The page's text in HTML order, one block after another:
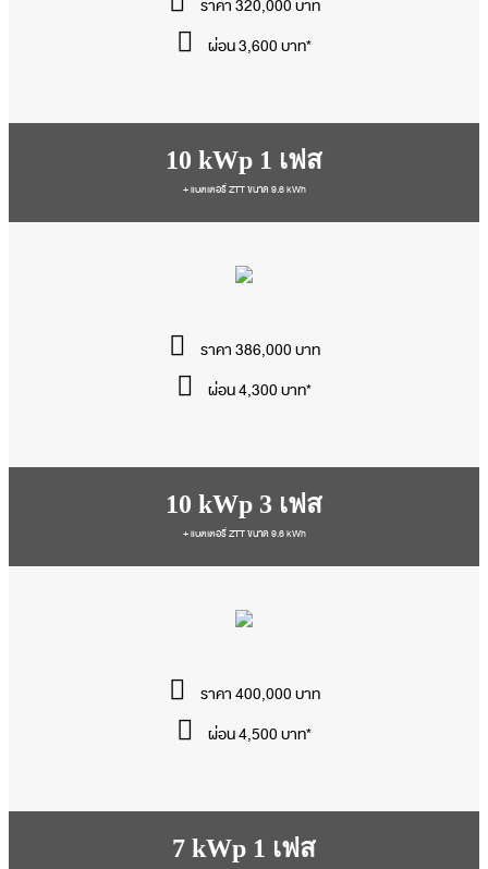
ราคา 320,000 บาท
ผ่อน 3,600 บาท*
10 kWp 1 เฟส
+ แบตเตอรี่ ZTT ขนาด 9.6 kWh
ราคา 386,000 บาท
ผ่อน 4,300 บาท*
10 kWp 3 เฟส
+ แบตเตอรี่ ZTT ขนาด 9.6 kWh
ราคา 400,000 บาท
ผ่อน 4,500 บาท*
7 kWp 1 เฟส